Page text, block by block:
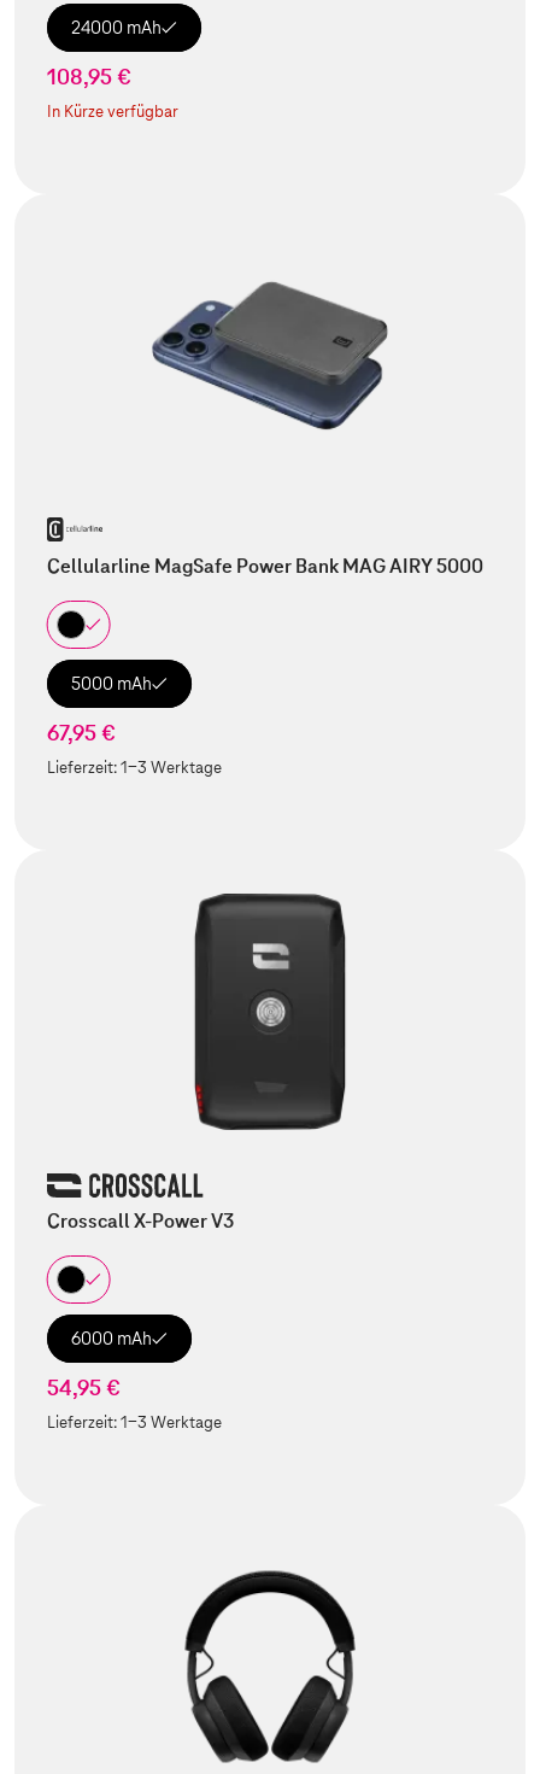
24000 mAh
108,95 €
In Kürze verfügbar
Cellularline MagSafe Power Bank MAG AIRY 5000
5000 mAh
67,95 €
Lieferzeit:1-3 Werktage
Crosscall X-Power V3
6000 mAh
54,95 €
Lieferzeit:1-3 Werktage